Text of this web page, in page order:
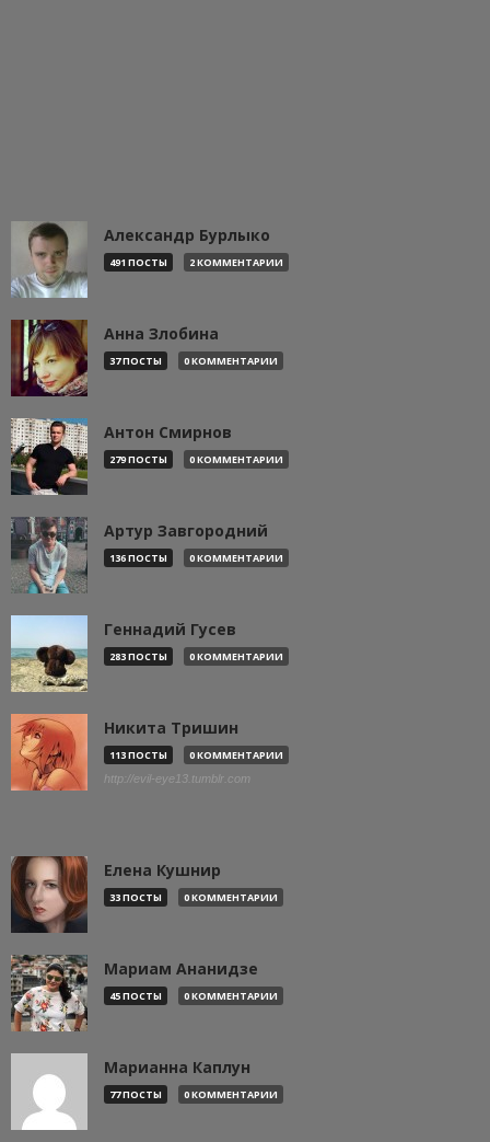
Александр Бурлыко
491 ПОСТЫ 2 КОММЕНТАРИИ
Анна Злобина
37 ПОСТЫ 0 КОММЕНТАРИИ
Антон Смирнов
279 ПОСТЫ 0 КОММЕНТАРИИ
Артур Завгородний
136 ПОСТЫ 0 КОММЕНТАРИИ
Геннадий Гусев
283 ПОСТЫ 0 КОММЕНТАРИИ
Никита Тришин
113 ПОСТЫ 0 КОММЕНТАРИИ
http://evil-eye13.tumblr.com
Елена Кушнир
33 ПОСТЫ 0 КОММЕНТАРИИ
Мариам Ананидзе
45 ПОСТЫ 0 КОММЕНТАРИИ
Марианна Каплун
77 ПОСТЫ 0 КОММЕНТАРИИ